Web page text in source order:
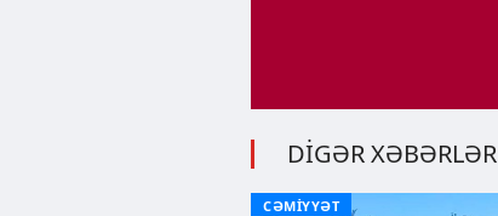
DİGƏR XƏBƏRLƏR
CƏMİYYƏT